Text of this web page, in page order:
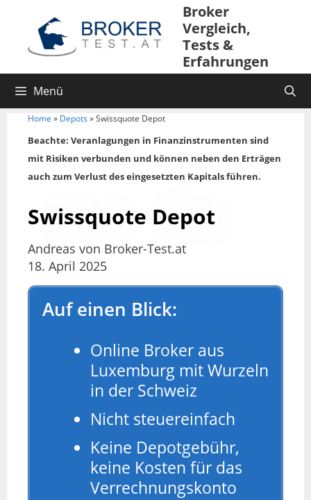
Broker
Vergleich,
Tests &
Erfahrungen
Menü
Home » Depots»Swissquote Depot
Beachte: Veranlagungen in Finanzinstrumenten sind
mit Risiken verbunden und können neben den Erträgen
auch zum Verlust des eingesetzten Kapitals führen.
Swissquote Depot
Andreas von Broker-Test.at
18. April 2025
Auf einen Blick:
Online Broker aus
Luxemburg mit Wurzeln
in der Schweiz
Nicht steuereinfach
Keine Depotgebühr,
keine Kosten für das
Verrechnungskonto